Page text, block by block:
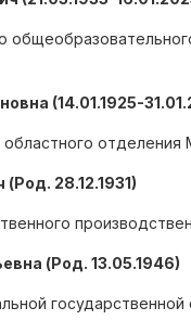
(14.01.1925-
28.12.1931)
(Род. 13.05.1946)